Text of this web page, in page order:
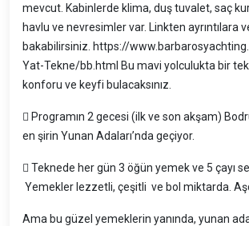
mevcut. Kabinlerde klima, duş tuvalet, saç
havlu ve nevresimler var. Linkten ayrıntılara
bakabilirsiniz. https://
Yat-Tekne/bb.html Bu mavi yolculukta bir
konforu ve keyfi bulacaksınız.
 Programın 2 gecesi (ilk ve son akşam)
en şirin Yunan Adaları’nda geçiyor.
 Teknede her gün 3 öğün yemek ve 5 çayı
Yemekler lezzetli, çeşitli ve bol miktarda.
Ama bu güzel yemeklerin yanında, yunan